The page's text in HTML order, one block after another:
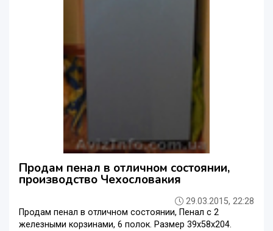
Продам пенал в отличном состоянии,
производство Чехословакия
29.03.2015, 22:28
Продам пенал в отличном состоянии, Пенал с 2
железными корзинами, 6 полок. Размер 39х58х204.